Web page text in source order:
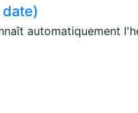
automatiquement